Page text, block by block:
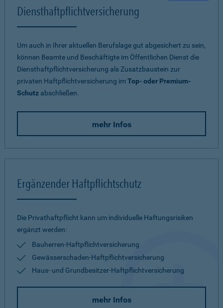
Diensthaftpflichtversicherung
Um auch in Ihrer aktuellen Berufslage gut abgesichert zu sein,
können Beamte und Beschäftigte im Öffentlichen Dienst die
Diensthaftpflichtversicherung als Zusatzbaustein zur
privaten Haftpflichtversicherung imTop- oder Premium-
Schutz abschließen.
mehr Infos
Ergänzender Haftpflichtschutz
Die Privathaftpflicht kann um individuelle Haftungsrisiken
ergänzt werden:
Bauherren-Haftpflichtversicherung
Gewässerschaden-Haftpflichtversicherung
Haus- und Grundbesitzer-Haftpflichtversicherung
mehr Infos